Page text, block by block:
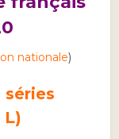
nationale)
L)